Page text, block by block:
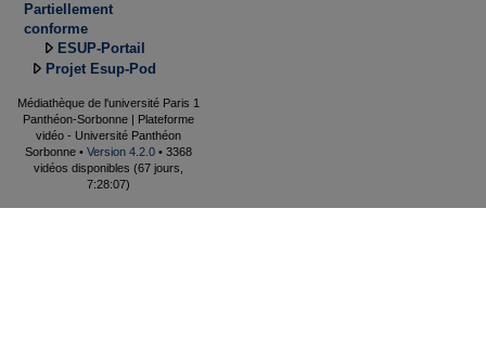
Partiellement
conforme
ESUP-Portail
Projet Esup-Pod
Médiathèque de l'université Paris 1
Panthéon-Sorbonne | Plateforme
vidéo - Université Panthéon
Sorbonne • Version 4.2.0 • 3368
vidéos disponibles (67 jours,
7:28:07)